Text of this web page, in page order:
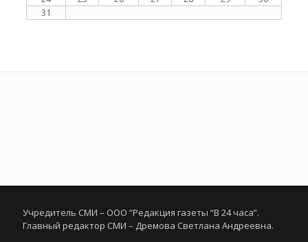
31
Учредитель СМИ – ООО “Редакция газеты “В 24 часа”.
Главный редактор СМИ – Дремова Светлана Андреевна.